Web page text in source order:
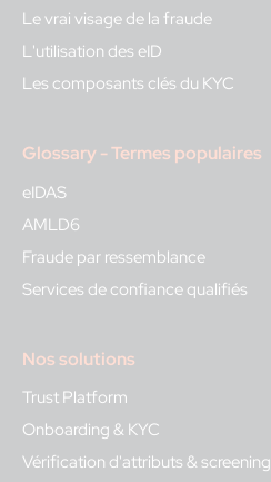
Le vrai visage de la fraude
L'utilisation des eID
Les composants clés du KYC
Glossary - Termes populaires
eIDAS
AMLD6
Fraude par ressemblance
Services de confiance qualifiés
Nos solutions
Trust Platform
Onboarding & KYC
Vérification d'attributs & screening